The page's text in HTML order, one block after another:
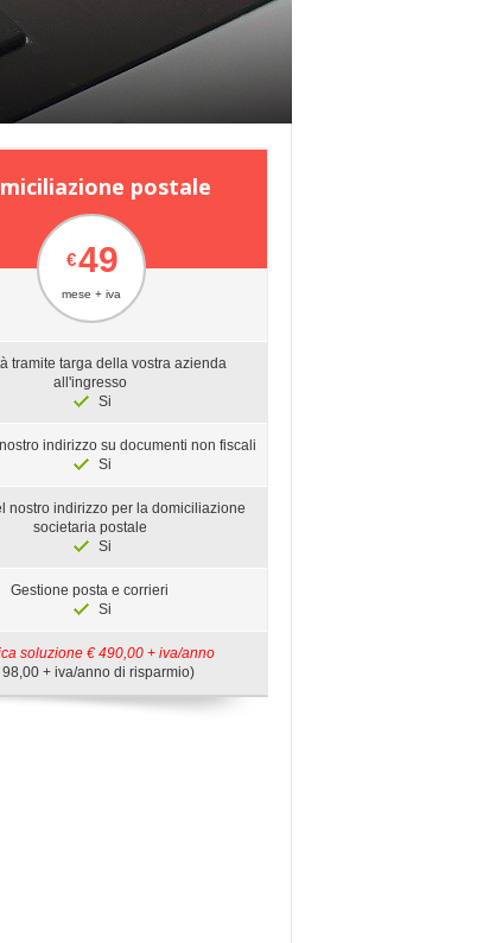
postale
€49
mese + iva
tramite targa della vostra azienda
all'ingresso
Si
indirizzo su documenti non fiscali
Si
nostro indirizzo per la domiciliazione
societaria postale
Si
Gestione posta e corrieri
Si
soluzione € 490,00 + iva/anno
98,00 + iva/anno di risparmio)